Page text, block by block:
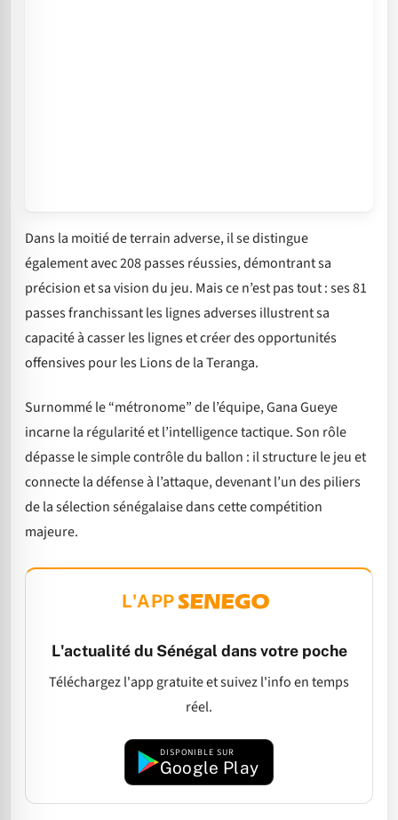
Dans la moitié de terrain adverse, il se distingue
également avec 208 passes réussies, démontrant sa
précision et sa vision du jeu. Mais ce n’est pas tout : ses 81
passes franchissant les lignes adverses illustrent sa
capacité à casser les lignes et créer des opportunités
offensives pour les Lions de la Teranga.
Surnommé le “métro­nome” de l’équipe, Gana Gueye
incarne la régularité et l’intelligence tactique. Son rôle
dépasse le simple contrôle du ballon : il structure le jeu et
connecte la défense à l’attaque, devenant l’un des piliers
de la sélection sénégalaise dans cette compétition
majeure.
L'APP
L'actualité du Sénégal dans votre poche
Téléchargez l'app gratuite et suivez l'info en temps
réel.
DISPONIBLE SUR
Google Play